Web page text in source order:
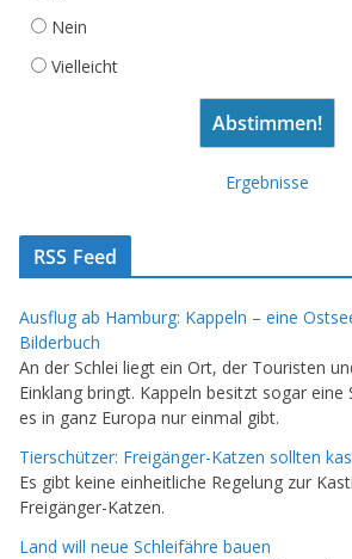
Nein
Vielleicht
Ergebnisse
RSS Feed
Ausflug ab Hamburg: Kappeln – eine
Bilderbuch
An der Schlei liegt ein Ort, der Touristen
Einklang bringt. Kappeln besitzt sogar eine
es in ganz Europa nur einmal gibt.
Tierschützer: Freigänger-Katzen sollten
Es gibt keine einheitliche Regelung zur
Freigänger-Katzen.
Land will neue Schleifähre bauen